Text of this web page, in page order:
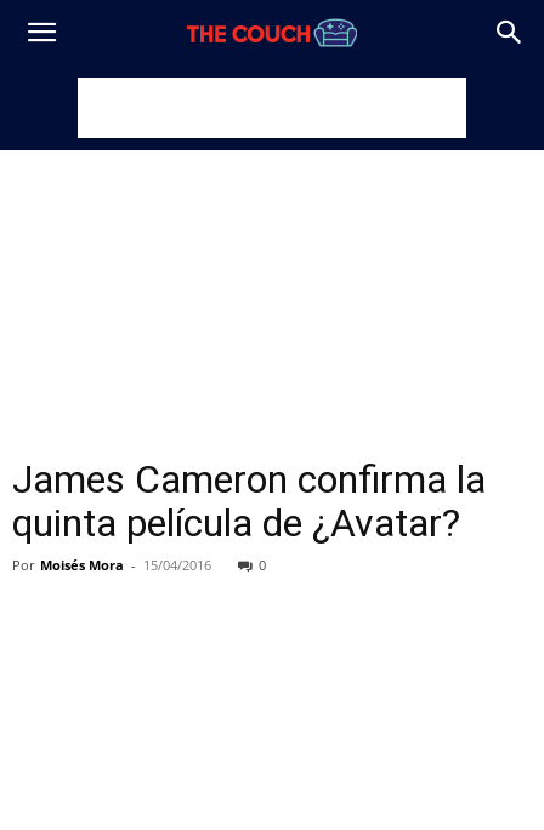
James Cameron confirma la
quinta película de ¿Avatar?
Por Moisés Mora - 15/04/2016 0